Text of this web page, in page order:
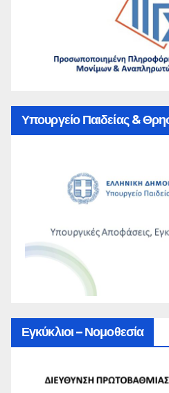
Υπουργείο Παιδείας &
Εγκύκλιοι – Νομοθεσία